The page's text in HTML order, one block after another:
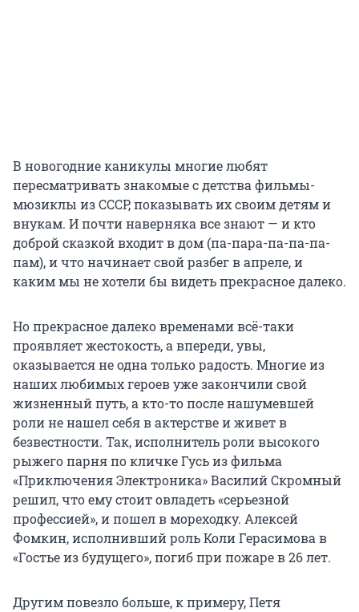
В новогодние каникулы многие любят
пересматривать знакомые с детства фильмы-
мюзиклы из СССР, показывать их своим детям и
внукам. И почти наверняка все знают — и кто
доброй сказкой входит в дом (па-пара-па-па-па-
пам), и что начинает свой разбег в апреле, и
каким мы не хотели бы видеть прекрасное далеко.
Но прекрасное далеко временами всё-таки
проявляет жестокость, а впереди, увы,
оказывается не одна только радость. Многие из
наших любимых героев уже закончили свой
жизненный путь, а кто-то после нашумевшей
роли не нашел себя в актерстве и живет в
безвестности. Так, исполнитель роли высокого
рыжего парня по кличке Гусь из фильма
«Приключения Электроника» Василий Скромный
решил, что ему стоит овладеть «серьезной
профессией», и пошел в мореходку. Алексей
Фомкин, исполнивший роль Коли Герасимова в
«Гостье из будущего», погиб при пожаре в 26 лет.
Другим повезло больше, к примеру, Петя